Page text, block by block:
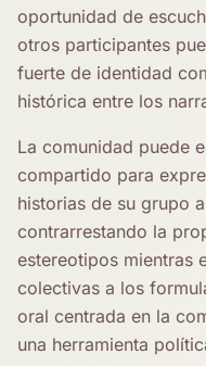
oportunidad de
otros participantes
fuerte de identidad
histórica entre los
La comunidad puede
compartido para
historias de su grupo
contrarrestando la
estereotipos mientras
colectivas a los
oral centrada en la
una herramienta